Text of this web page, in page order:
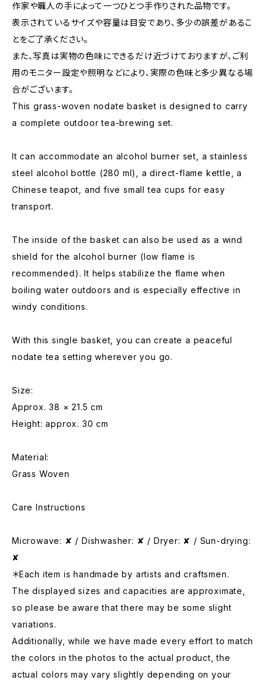
作家や職人の手によって一つひとつ手作りされた品物です。
表示されているサイズや容量は目安であり、多少の誤差があるこ
とをご了承ください。
また、写真は実物の色味にできるだけ近づけておりますが、ご利
用のモニター設定や照明などにより、実際の色味と多少異なる場
合がございます。
This grass-woven nodate basket is designed to carry
a complete outdoor tea-brewing set.
It can accommodate an alcohol burner set, a stainless
steel alcohol bottle (280 ml), a direct-flame kettle, a
Chinese teapot, and five small tea cups for easy
transport.
The inside of the basket can also be used as a wind
shield for the alcohol burner (low flame is
recommended). It helps stabilize the flame when
boiling water outdoors and is especially effective in
windy conditions.
With this single basket, you can create a peaceful
nodate tea setting wherever you go.
Size:
Approx. 38 × 21.5 cm
Height: approx. 30 cm
Material:
Grass Woven
Care Instructions
Microwave: ✘ / Dishwasher: ✘ / Dryer: ✘ / Sun-drying:
✘
＊Each item is handmade by artists and craftsmen.
The displayed sizes and capacities are approximate,
so please be aware that there may be some slight
variations.
Additionally, while we have made every effort to match
the colors in the photos to the actual product, the
actual colors may vary slightly depending on your